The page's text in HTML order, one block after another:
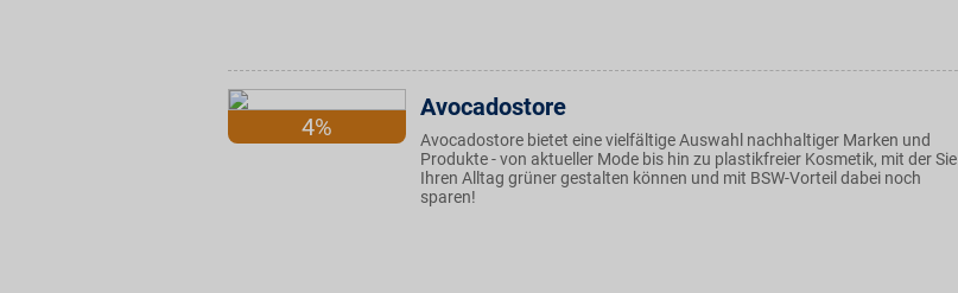
4%
Avocadostore
Avocadostore bietet eine vielfältige Auswahl nachhaltiger Marken und
Produkte - von aktueller Mode bis hin zu plastikfreier Kosmetik, mit der Sie
Ihren Alltag grüner gestalten können und mit BSW-Vorteil dabei noch
sparen!